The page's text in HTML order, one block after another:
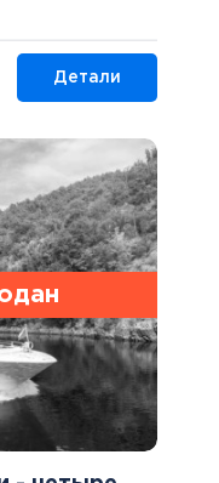
Детали